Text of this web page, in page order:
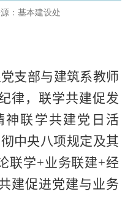
：基本建设处
党支部与建筑系教师
律，联学共建促发
神联学共建党日活
中央八项规定及其
联学+业务联建+经
建促进党建与业务